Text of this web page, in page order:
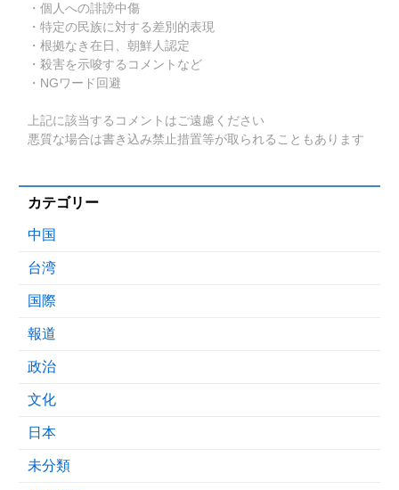
・個人への誹謗中傷
・特定の民族に対する差別的表現
・根拠なき在日、朝鮮人認定
・殺害を示唆するコメントなど
・NGワード回避
上記に該当するコメントはご遠慮ください
悪質な場合は書き込み禁止措置等が取られることもあります
カテゴリー
中国
台湾
国際
報道
政治
文化
日本
未分類